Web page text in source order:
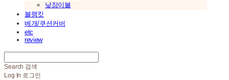
낮잠이불
블랭킷
베개/쿠션커버
etc
review
Search 검색
Log In 로그인